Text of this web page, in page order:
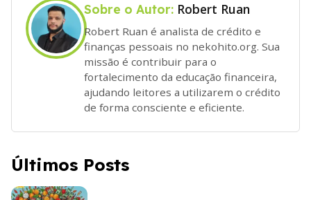
Sobre o Autor: Robert Ruan
Robert Ruan é analista de crédito e
finanças pessoais no nekohito.org. Sua
missão é contribuir para o
fortalecimento da educação financeira,
ajudando leitores a utilizarem o crédito
de forma consciente e eficiente.
Últimos Posts